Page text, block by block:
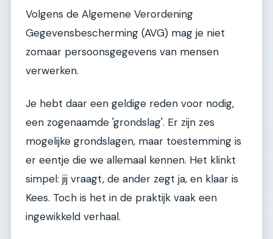
Volgens de Algemene Verordening
Gegevensbescherming (AVG) mag je niet
zomaar persoonsgegevens van mensen
verwerken.
Je hebt daar een geldige reden voor nodig,
een zogenaamde 'grondslag'. Er zijn zes
mogelijke grondslagen, maar toestemming is
er eentje die we allemaal kennen. Het klinkt
simpel: jij vraagt, de ander zegt ja, en klaar is
Kees. Toch is het in de praktijk vaak een
ingewikkeld verhaal.